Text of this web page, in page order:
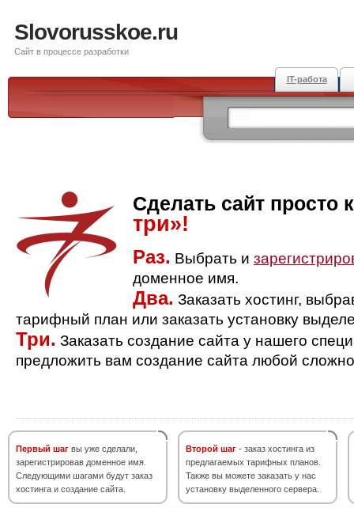
Slovorusskoe.ru
Сайт в процессе разработки
IT-работа
Сделать сайт просто
три»!
Раз. Выбрать и
доменное имя.
Два. Заказать хостинг,
тарифный план или заказать установку
Три. Заказать создание сайта у нашего
предложить вам создание сайта любой
Первый шаг вы уже сделали,
зарегистрировав доменное имя.
Следующими шагами будут заказ
хостинга и создание сайта.
Второй шаг - заказ хостинга из
предлагаемых тарифных планов.
Также вы можете заказать у нас
установку выделенного сервера.